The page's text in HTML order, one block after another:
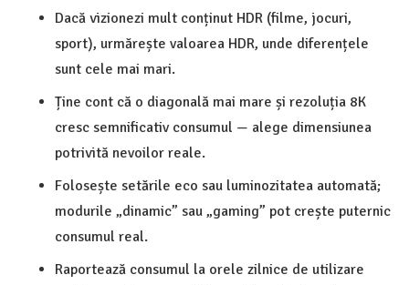
Dacă vizionezi mult conținut HDR (filme, jocuri,
sport), urmărește valoarea HDR, unde diferențele
sunt cele mai mari.
Ține cont că o diagonală mai mare și rezoluția 8K
cresc semnificativ consumul — alege dimensiunea
potrivită nevoilor reale.
Folosește setările eco sau luminozitatea automată;
modurile „dinamic” sau „gaming” pot crește puternic
consumul real.
Raportează consumul la orele zilnice de utilizare